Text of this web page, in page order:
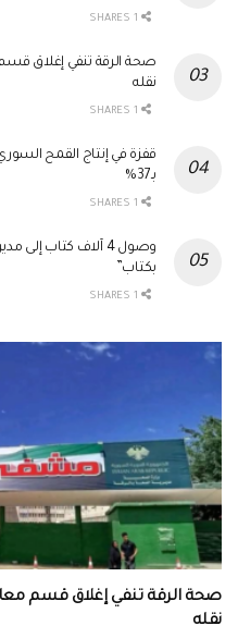
صحة الرقة تنفي إغلاق
نقله
بـ37%
وصول 4 آلاف كتاب
بكتاب”
صحة الرقة تنفي إغلاق قسم
نقله